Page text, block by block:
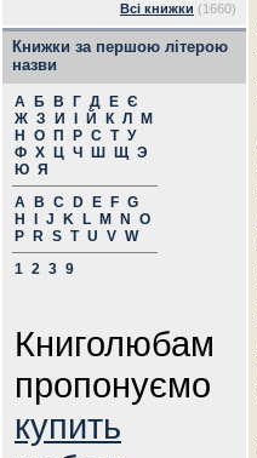
Всі книжки (1660)
Книжки за першою літерою
назви
А Б В Г Д Е Є
Ж З И Й К Л
М
Н
О П Р С Т У
Ф Х Ц Ч Ш Щ Э
Ю Я
A
B C D E F G
H
J K L M N
O
P
R S T U V W
1 2 3 9
Книголюбам
пропонуємо
купить